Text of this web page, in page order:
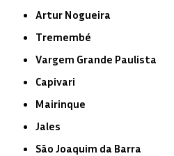
Artur Nogueira
Tremembé
Vargem Grande Paulista
Capivari
Mairinque
Jales
São Joaquim da Barra